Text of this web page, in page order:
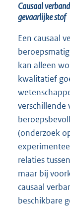
Causaal
gevaarlijke stof
Een causaal
kan alleen
kwalitatief
verschillende
(onderzoek
relaties
maar bij
causaal
beschikbare